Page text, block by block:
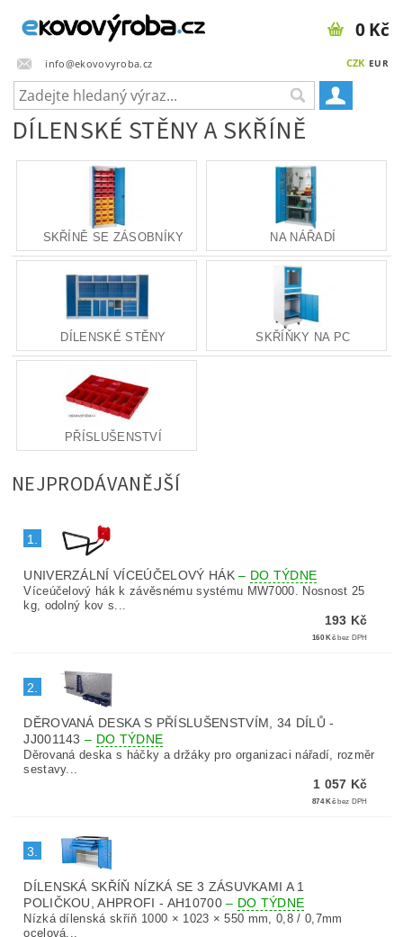
info@ekovovyroba.cz CZK EUR
0 Kč
DÍLENSKÉ STĚNY A SKŘÍNĚ
SKŘÍNĚ SE ZÁSOBNÍKY NA NÁŘADÍ
DÍLENSKÉ STĚNY SKŘÍŇKY NA PC
PŘÍSLUŠENSTVÍ
NEJPRODÁVANĚJŠÍ
1.
UNIVERZÁLNÍ VÍCEÚČELOVÝ HÁK– DO TÝDNE
Víceúčelový hák k závěsnému systému MW7000. Nosnost 25
kg, odolný kov s...
193 Kč
160 Kč bez DPH
2.
DĚROVANÁ DESKA S PŘÍSLUŠENSTVÍM, 34 DÍLŮ -
JJ001143– DO TÝDNE
Děrovaná deska s háčky a držáky pro organizaci nářadí, rozměr
sestavy...
1 057 Kč
874 Kč bez DPH
3.
DÍLENSKÁ SKŘÍŇ NÍZKÁ SE 3 ZÁSUVKAMI A 1
POLIČKOU, AHPROFI - AH10700– DO TÝDNE
Nízká dílenská skříň 1000 × 1023 × 550 mm, 0,8 / 0,7mm
ocelová...